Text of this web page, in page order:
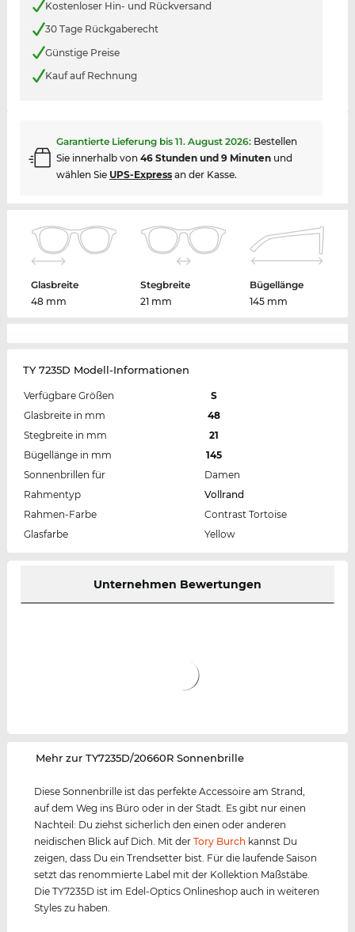
Kostenloser Hin- und Rückversand
30 Tage Rückgaberecht
Günstige Preise
Kauf auf Rechnung
Garantierte Lieferung bis 11. August 2026: Bestellen
Sie innerhalb von 46 Stunden und 9 Minutenund
wählen Sie UPS-Expressan der Kasse.
Glasbreite
48 mm
Stegbreite
21 mm
Bügellänge
145 mm
TY 7235D Modell-Informationen
Verfügbare Größen
S
Glasbreite in mm
48
Stegbreite in mm
21
Bügellänge in mm
145
Sonnenbrillen für
Damen
Rahmentyp
Vollrand
Rahmen-Farbe
Contrast Tortoise
Glasfarbe
Yellow
Unternehmen Bewertungen
‌Mehr zur TY7235D/20660R Sonnenbrille
Diese Sonnenbrille ist das perfekte Accessoire am Strand,
auf dem Weg ins Büro oder in der Stadt. Es gibt nur einen
Nachteil: Du ziehst sicherlich den einen oder anderen
neidischen Blick auf Dich. Mit derTory Burch kannst Du
zeigen, dass Du ein Trendsetter bist. Für die laufende Saison
setzt das renommierte Label mit der Kollektion Maßstäbe.
Die TY7235D ist im Edel-Optics Onlineshop auch in weiteren
Styles zu haben.